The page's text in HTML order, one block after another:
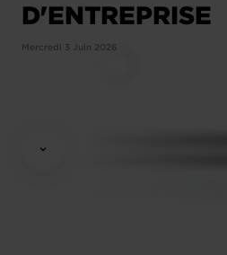
D'ENTREPRISE
Mercredi 3 Juin 2026